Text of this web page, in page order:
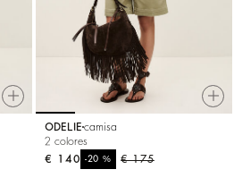
ODELIE camisa
2 colores
€ 175
-20%
€ 140